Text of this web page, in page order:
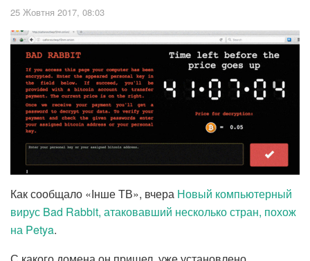
25 Жовтня 2017, 08:03
Как сообщало «Інше ТВ», вчера Новый компьютерный
вирус Bad Rabbit, атаковавший несколько стран, похож
на Petya.